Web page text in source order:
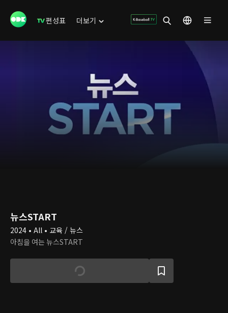
편성표 더보기
뉴스START
2024 • All • 교육 / 뉴스
아침을 여는 뉴스START